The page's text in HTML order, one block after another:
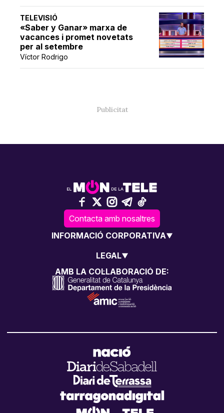
TELEVISIÓ
«Saber y Ganar» marxa de
vacances i promet novetats
per al setembre
Víctor Rodrigo
Contacta amb nosaltres
INFORMACIÓ CORPORATIVA
LEGAL
AMB LA COL·LABORACIÓ DE: